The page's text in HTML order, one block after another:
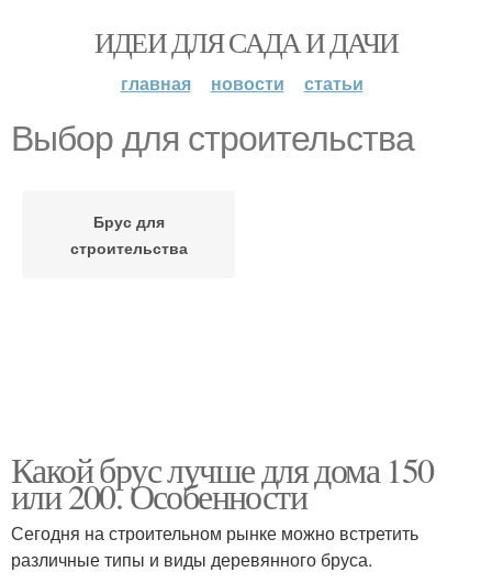
ИДЕИ ДЛЯ САДА И ДАЧИ
главная новости статьи
Выбор для строительства
Брус для
строительства
Какой брус лучше для дома 150
или 200. Особенности
Сегодня на строительном рынке можно встретить
различные типы и виды деревянного бруса.